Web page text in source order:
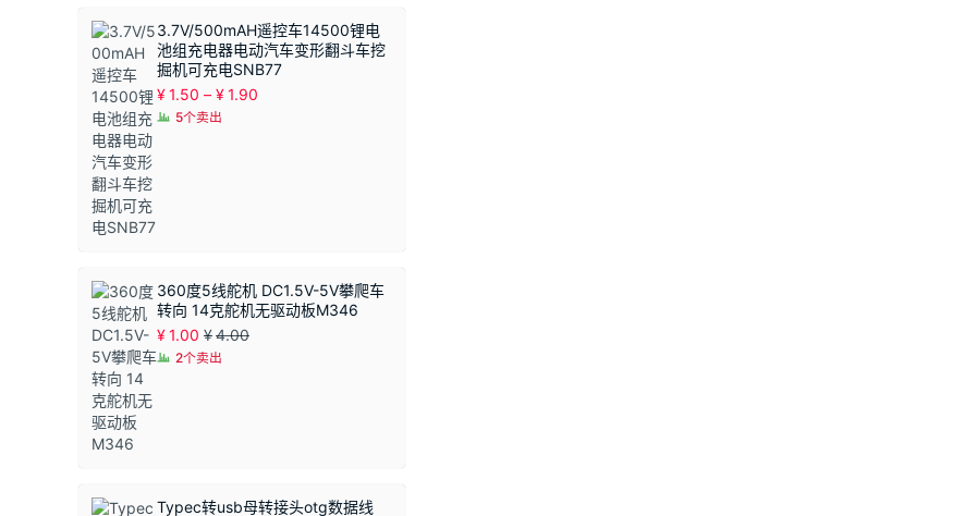
3.7V/500mAH遥控车14500锂电
池组充电器电动汽车变形翻斗车挖
掘机可充电SNB77
¥1.50 – ¥1.90
5个卖出
360度5线舵机 DC1.5V-5V攀爬车
转向 14克舵机无驱动板M346
¥1.00 ¥4.00
2个卖出
Typec转usb母转接头otg数据线